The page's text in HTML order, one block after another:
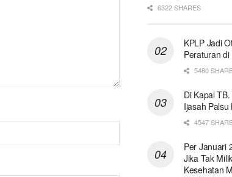
6322 SHARES
KPLP Jadi
Peraturan di
5480
Di Kapal
Ijasah
4547
Per Januari
Jika Tak
Kesehatan